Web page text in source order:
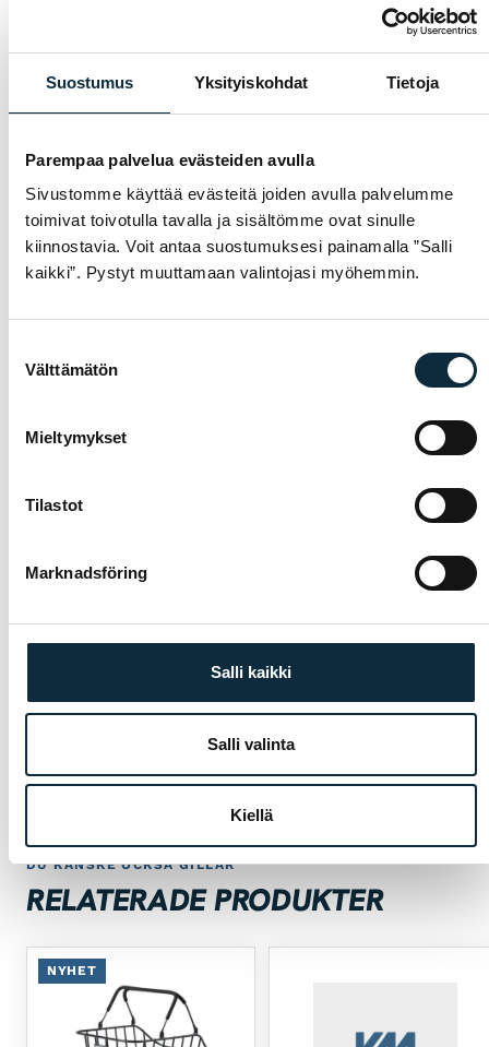
Suostumus Yksityiskohdat Tietoja
Parempaa palvelua evästeiden avulla
Sivustomme käyttää evästeitä joiden avulla palvelumme
toimivat toivotulla tavalla ja sisältömme ovat sinulle
kiinnostavia. Voit antaa suostumuksesi painamalla ”Salli
kaikki”. Pystyt muuttamaan valintojasi myöhemmin.
valinta
Välttämätön
Mieltymykset
Tilastot
Marknadsföring
Salli kaikki
Salli valinta
Kiellä
Recensionerna granskas före publicering.
GARANTI & SERVICE
VARFÖR VM SPORT?
cyklarna vi säljer i vår egen verkstad i
Jakobstad. Hos oss får du sakkunnig hjälp
med val, inpassning och service — både före
egen verkstad
03
Inpassning och provkörning i butiken i
DU KANSKE OCKSÅ GILLAR
RELATERADE PRODUKTER
NYHET